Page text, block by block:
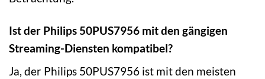
Ist der Philips 50PUS7956 mit den gängigen
Streaming-Diensten kompatibel?
Ja, der Philips 50PUS7956 ist mit den meisten